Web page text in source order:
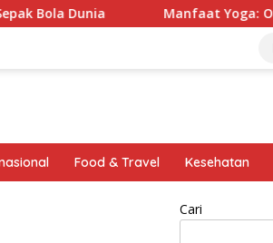
Manfaat Yoga: Olahraga untuk
Food & Travel Kesehatan
Cari